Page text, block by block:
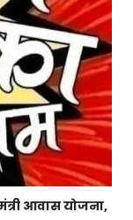
आवास योजना,